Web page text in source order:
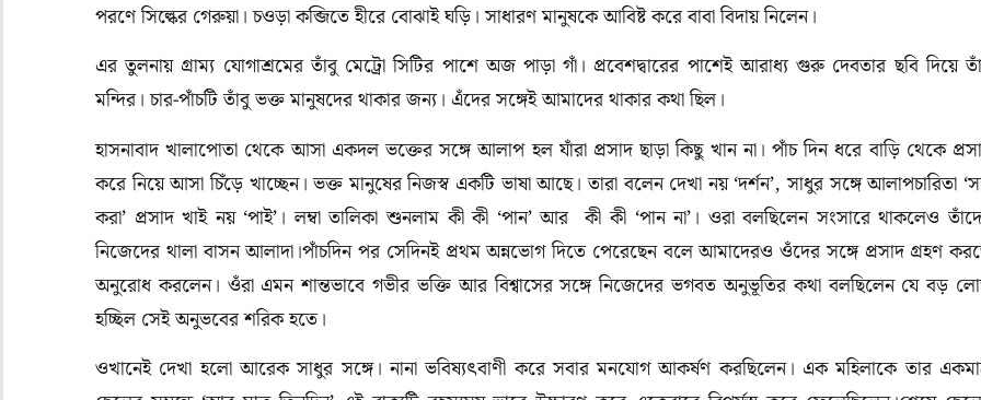
পরণে সিল্কের গেরুয়া। চওড়া কব্জিতে হীরে বোঝাই ঘড়ি। সাধারণ মানুষকে আবিষ্ট করে বাবা বিদায় নিলেন।
এর তুলনায় গ্রাম্য যোগাশ্রমের তাঁবু মেট্রো সিটির পাশে অজ পাড়া গাঁ। প্রবেশদ্বারের পাশেই আরাধ্য গুরু দেবতার ছবি দিয়ে
মন্দির। চার-পাঁচটি তাঁবু ভক্ত মানুষদের থাকার জন্য। এঁদের সঙ্গেই আমাদের থাকার কথা ছিল।
হাসনাবাদ খালাপোতা থেকে আসা একদল ভক্তের সঙ্গে আলাপ হল যাঁরা প্রসাদ ছাড়া কিছু খান না। পাঁচ দিন ধরে বাড়ি থেকে
করে নিয়ে আসা চিঁড়ে খাচ্ছেন। ভক্ত মানুষের নিজস্ব একটি ভাষা আছে। তারা বলেন দেখা নয় ‘দর্শন’, সাধুর সঙ্গে আলাপচারিতা
করা’ প্রসাদ খাই নয় ‘পাই’। লম্বা তালিকা শুনলাম কী কী ‘পান’ আর কী কী ‘পান না’। ওরা বলছিলেন সংসারে থাকলেও
নিজেদের থালা বাসন আলাদা।পাঁচদিন পর সেদিনই প্রথম অন্নভোগ দিতে পেরেছেন বলে আমাদেরও ওঁদের সঙ্গে প্রসাদ গ্রহণ
অনুরোধ করলেন। ওঁরা এমন শান্তভাবে গভীর ভক্তি আর বিশ্বাসের সঙ্গে নিজেদের ভগবত অনুভূতির কথা বলছিলেন যে বড়
হচ্ছিল সেই অনুভবের শরিক হতে।
ওখানেই দেখা হলো আরেক সাধুর সঙ্গে। নানা ভবিষ্যৎবাণী করে সবার মনযোগ আকর্ষণ করছিলেন। এক মহিলাকে তার